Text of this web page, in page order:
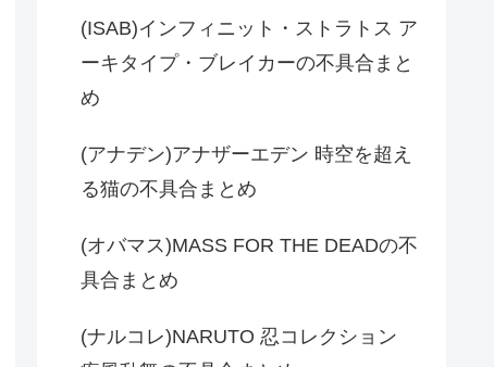
(ISAB)インフィニット・ストラトス ア
ーキタイプ・ブレイカーの不具合まと
め
(アナデン)アナザーエデン 時空を超え
る猫の不具合まとめ
(オバマス)MASS FOR THE DEADの不
具合まとめ
(ナルコレ)NARUTO 忍コレクション